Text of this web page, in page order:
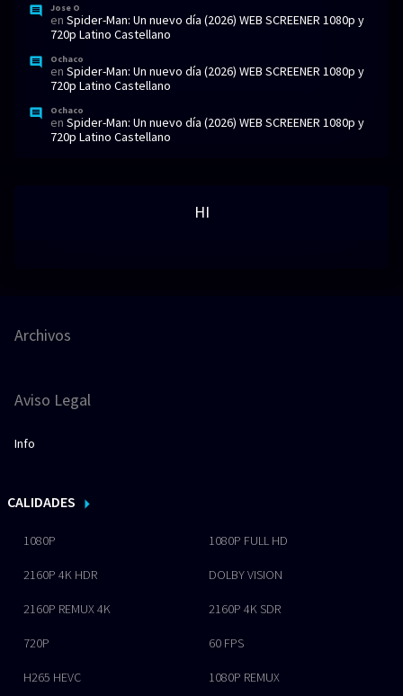
Jose O
en Spider-Man: Un nuevo día (2026) WEB SCREENER 1080p y
720p Latino Castellano
Ochaco
en Spider-Man: Un nuevo día (2026) WEB SCREENER 1080p y
720p Latino Castellano
Ochaco
en Spider-Man: Un nuevo día (2026) WEB SCREENER 1080p y
720p Latino Castellano
HI
Archivos
Aviso Legal
Info
CALIDADES
1080P 1080P FULL HD
2160P 4K HDR DOLBY VISION
2160P REMUX 4K 2160P 4K SDR
720P 60 FPS
H265 HEVC 1080P REMUX